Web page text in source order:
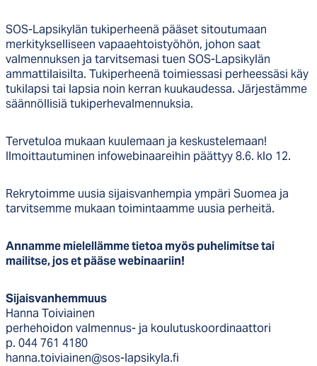
SOS-Lapsikylän tukiperheenä pääset sitoutumaan
merkitykselliseen vapaaehtoistyöhön, johon saat
valmennuksen ja tarvitsemasi tuen SOS-Lapsikylän
ammattilaisilta. Tukiperheenä toimiessasi perheessäsi käy
tukilapsi tai lapsia noin kerran kuukaudessa. Järjestämme
säännöllisiä tukiperhevalmennuksia.
Tervetuloa mukaan kuulemaan ja keskustelemaan!
Ilmoittautuminen infowebinaareihin päättyy 8.6. klo 12.
Rekrytoimme uusia sijaisvanhempia ympäri Suomea ja
tarvitsemme mukaan toimintaamme uusia perheitä.
Annamme mielellämme tietoa myös puhelimitse tai
mailitse, jos et pääse webinaariin!
Sijaisvanhemmuus
Hanna Toiviainen
perhehoidon valmennus- ja koulutuskoordinaattori
p. 044 761 4180
hanna.toiviainen@sos-lapsikyla.fi